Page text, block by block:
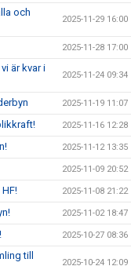
och
2025-11-29 16:00
2025-11-28 17:00
är kvar i
2025-11-24 09:34
2025-11-19 11:07
2025-11-16 12:28
2025-11-12 13:35
2025-11-09 20:52
2025-11-08 21:22
2025-11-02 18:47
2025-10-27 08:36
till
2025-10-24 12:09